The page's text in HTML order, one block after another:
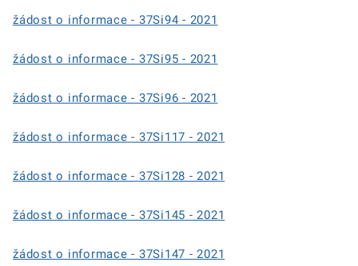
žádost o informace - 37Si94 - 2021
žádost o informace - 37Si95 - 2021
žádost o informace - 37Si96 - 2021
žádost o informace - 37Si117 - 2021
žádost o informace - 37Si128 - 2021
žádost o informace - 37Si145 - 2021
žádost o informace - 37Si147 - 2021